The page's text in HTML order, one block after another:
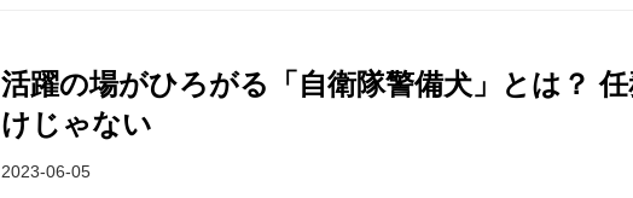
活躍の場がひろがる「自衛隊警備犬」とは？
けじゃない
2023-06-05